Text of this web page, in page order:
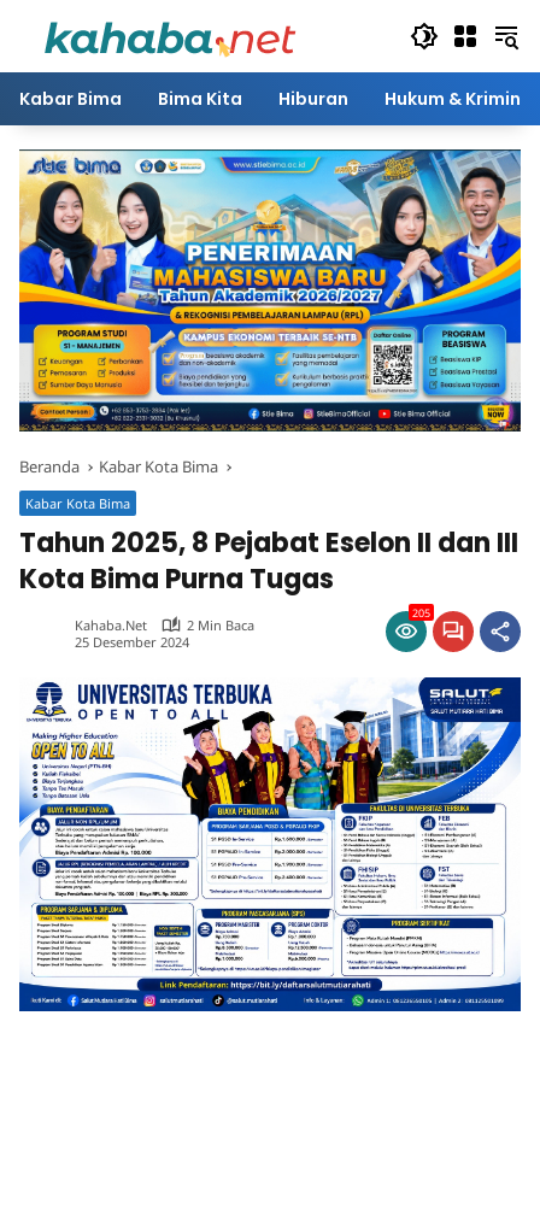
Kabar Bima Bima Kita Hiburan Hukum & Kriminal
Beranda Kabar Kota Bima
Kabar Kota Bima
Tahun 2025, 8 Pejabat Eselon II dan III
Kota Bima Purna Tugas
Kahaba.net
2 Min Baca
25 Desember 2024
205